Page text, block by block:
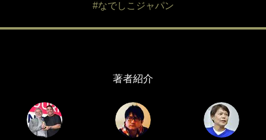
#なでしこジャパン
著者紹介